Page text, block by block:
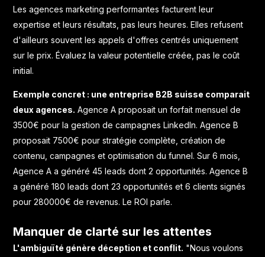
Les agences marketing performantes facturent leur
expertise et leurs résultats, pas leurs heures. Elles refusent
d'ailleurs souvent les appels d'offres centrés uniquement
sur le prix. Évaluez la valeur potentielle créée, pas le coût
initial.
Exemple concret : une entreprise B2B suisse comparait
deux agences. Agence A proposait un forfait mensuel de
3500€ pour la gestion de campagnes LinkedIn. Agence B
proposait 7500€ pour stratégie complète, création de
contenu, campagnes et optimisation du funnel. Sur 6 mois,
Agence A a généré 45 leads dont 2 opportunités. Agence B
a généré 180 leads dont 23 opportunités et 6 clients signés
pour 280000€ de revenus. Le ROI parle.
Manquer de clarté sur les attentes
L'ambiguïté génère déception et conflit. "Nous voulons